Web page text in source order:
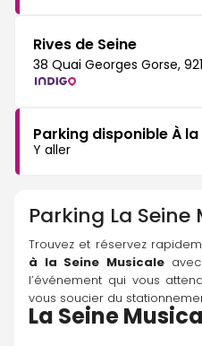
Rives de Seine
38 Quai Georges Gorse,
Parking disponible À
Y aller
Parking La Seine
Trouvez et réservez
à la Seine Musicale avec
l’événement qui vous
vous soucier du
La Seine